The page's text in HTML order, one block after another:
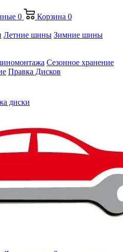
0 Корзина 0
Летние шины Зимние шины
Сезонное хранение
Правка Дисков
диски